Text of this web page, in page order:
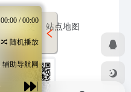
网站提交 站点地图
00:00 / 00:00
随机播放
辅助导航网